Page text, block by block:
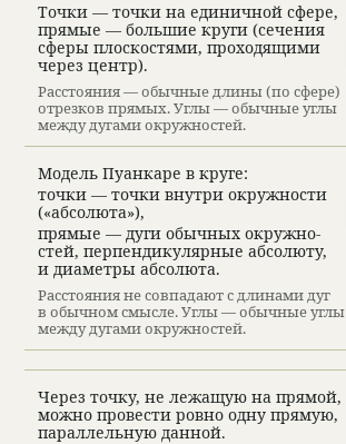
Точки — точки на еди­нич­ной сфере,
прямые — большие круги (сече­ния
сферы плос­ко­стями, про­хо­дящими
через центр).
Рас­сто­я­ния — обыч­ные длины (по сфере)
отрез­ков прямых. Углы — обыч­ные углы
между дугами окруж­но­стей.
Модель Пуан­каре в круге:
точки — точки внутри окруж­но­сти
(«абсо­люта»),
прямые — дуги обыч­ных окруж­но­
стей, перпен­ди­ку­ляр­ные абсо­люту,
и диаметры абсо­люта.
Рас­сто­я­ния не совпа­дают с дли­нами дуг
в обыч­ном смысле. Углы — обыч­ные углы
между дугами окруж­но­стей.
Через точку, не лежащую на прямой,
можно про­ве­сти ровно одну прямую,
парал­лель­ную дан­ной.